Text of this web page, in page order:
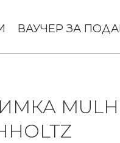
ВАУЧЕР ЗА